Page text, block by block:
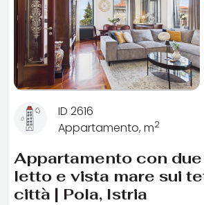
ID 2616
Appartamento, m2
Appartamento con
letto e vista mare sui
città | Pola, Istria